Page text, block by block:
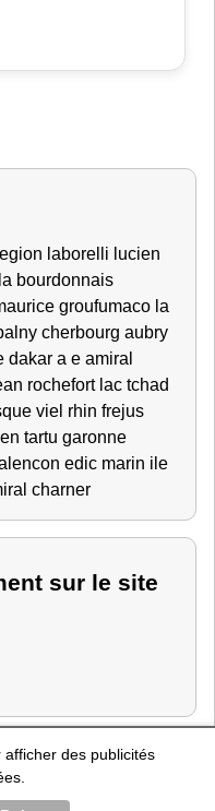
des publicités
legion laborelli lucien
la bourdonnais
groufumaco la
cherbourg aubry
dakar a e amiral
rochefort lac tchad
viel rhin frejus
tartu garonne
edic marin ile
charner
sur le site
-Marine Nationale-
de personnes